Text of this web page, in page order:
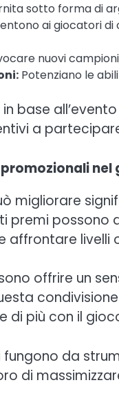
sotto forma di
ai giocatori
nuovi
Potenziano le
base
a
nel
migliorare
premi
affrontare livelli
offrire un
più con il
da
di